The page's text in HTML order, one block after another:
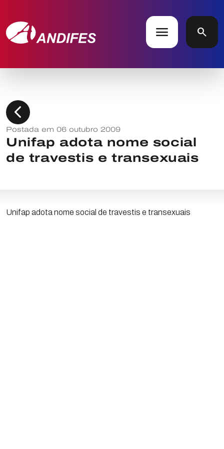
menu search
chevron_left
Postada em 06 outubro 2009
Unifap adota nome social
de travestis e transexuais
Unifap adota nome social de travestis e transexuais